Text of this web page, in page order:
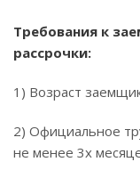
Требования к
рассрочки:
1) Возраст
2) Официальное
не менее 3х